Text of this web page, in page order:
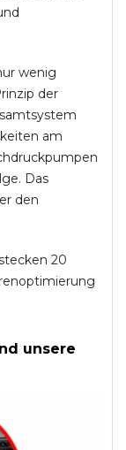
wenig
der
am
Das
den
20
unsere